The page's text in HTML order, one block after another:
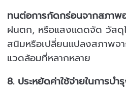
ทนต่อการกัดกร่อนจากสภาพ
ฝนตก, หรือแสงแดดจัด วัสดุไ
สนิมหรือเปลี่ยนแปลงสภาพจ
แวดล้อมที่หลากหลาย
8. ประหยัดค่าใช้จ่ายในการบำ